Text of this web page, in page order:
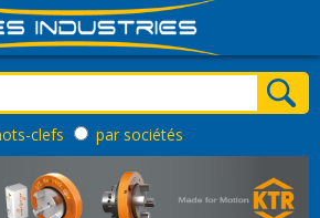
clefs par sociétés